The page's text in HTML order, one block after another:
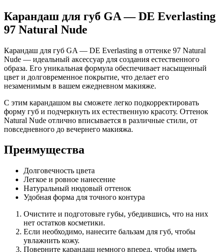
Карандаш для губ GA — DE Everlasting
97 Natural Nude
Карандаш для губ GA — DE Everlasting в оттенке 97 Natural
Nude — идеальный аксессуар для создания естественного
образа. Его уникальная формула обеспечивает насыщенный
цвет и долговременное покрытие, что делает его
незаменимым в вашем ежедневном макияже.
С этим карандашом вы сможете легко подкорректировать
форму губ и подчеркнуть их естественную красоту. Оттенок
Natural Nude отлично вписывается в различные стили, от
повседневного до вечернего макияжа.
Преимущества
Долговечность цвета
Легкое и ровное нанесение
Натуральный нюдовый оттенок
Удобная форма для точного контура
Очистите и подготовьте губы, убедившись, что на них
нет остатков косметики.
Если необходимо, нанесите бальзам для губ, чтобы
увлажнить кожу.
Поверните карандаш немного вперед, чтобы иметь